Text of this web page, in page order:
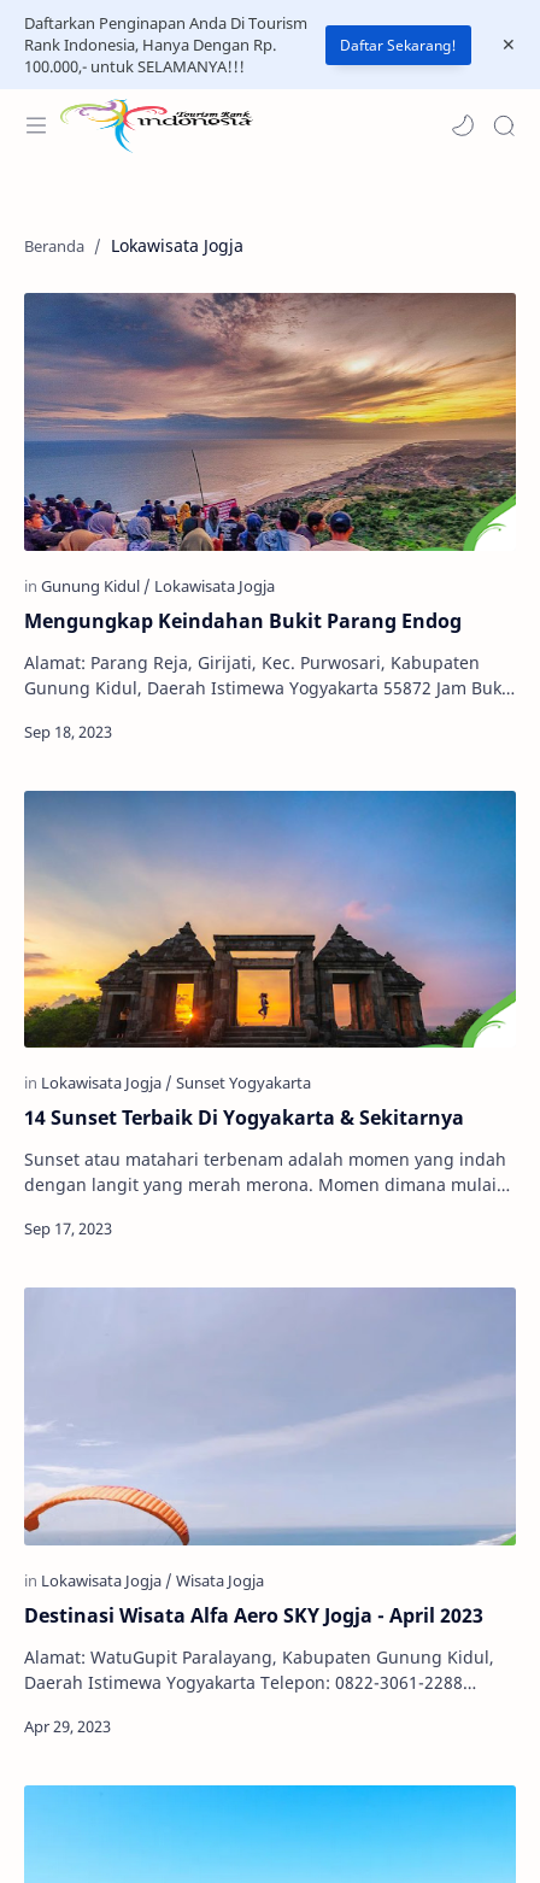
Daftarkan Penginapan Anda Di Tourism
Rank Indonesia, Hanya Dengan Rp.
100.000,- untuk SELAMANYA!!!
Daftar Sekarang!
Lokawisata Jogja
Mengungkap Keindahan Bukit Parang Endog
Alamat: Parang Reja, Girijati, Kec. Purwosari, Kabupaten
Gunung Kidul, Daerah Istimewa Yogyakarta 55872 Jam Buka:
14 Sunset Terbaik Di Yogyakarta & Sekitarnya
Sunset atau matahari terbenam adalah momen yang indah
dengan langit yang merah merona. Momen dimana mulai
Destinasi Wisata Alfa Aero SKY Jogja - April 2023
Alamat: WatuGupit Paralayang, Kabupaten Gunung Kidul,
Daerah Istimewa Yogyakarta Telepon: 0822-3061-2288